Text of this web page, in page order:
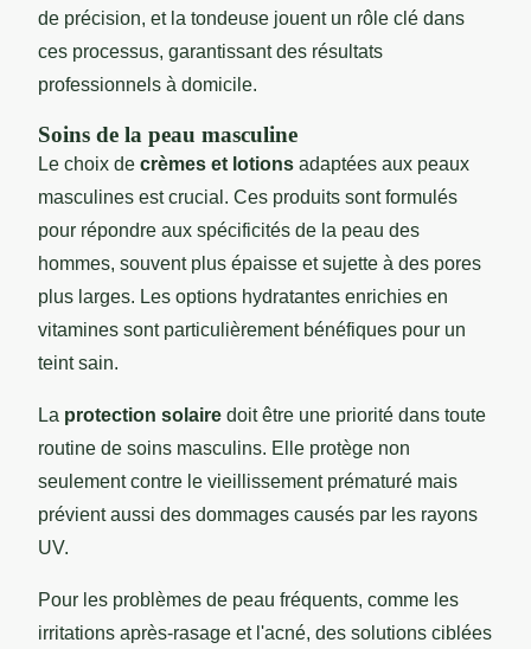
de précision, et la tondeuse jouent un rôle clé dans
ces processus, garantissant des résultats
professionnels à domicile.
Soins de la peau masculine
Le choix de crèmes et lotions adaptées aux peaux
masculines est crucial. Ces produits sont formulés
pour répondre aux spécificités de la peau des
hommes, souvent plus épaisse et sujette à des pores
plus larges. Les options hydratantes enrichies en
vitamines sont particulièrement bénéfiques pour un
teint sain.
La protection solaire doit être une priorité dans toute
routine de soins masculins. Elle protège non
seulement contre le vieillissement prématuré mais
prévient aussi des dommages causés par les rayons
UV.
Pour les problèmes de peau fréquents, comme les
irritations après-rasage et l'acné, des solutions ciblées